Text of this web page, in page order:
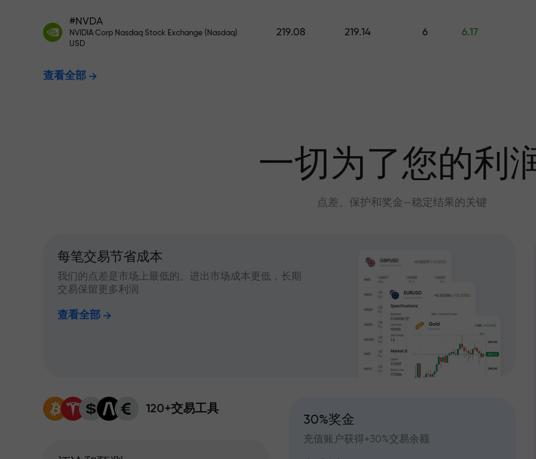
我们保证您的利润
最高X1000奖金—市场上最大
#NVDA
NVIDIA Corp Nasdaq Stock Exchange (Nasdaq)
USD
219.08 219.14 6 6.17
查看全部
一切为了您的利
点差、保护和奖金—稳定结果的关键
每笔交易节省成本
我们的点差是市场上最低的。进出市场成本更低，长期
交易保留更多利润
查看全部
120+交易工具
30%奖金
充值账户获得+30%交易余额